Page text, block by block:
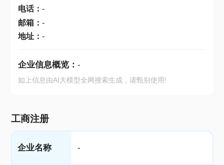
电话： -
邮箱： -
地址： -
企业信息概览： -
如上信息由AI大模型全网搜索生成，请甄别使用!
工商注册
企业名称 -